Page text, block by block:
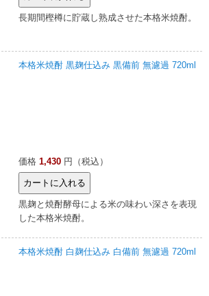
長期間樫樽に貯蔵し熟成させた本格米焼酎。
本格米焼酎 黒麹仕込み 黒備前 無濾過 720ml
価格 1,430 円（税込）
黒麹と焼酎酵母による米の味わい深さを表現
した本格米焼酎。
本格米焼酎 白麹仕込み 白備前 無濾過 720ml